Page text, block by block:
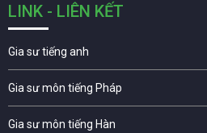
LINK - LIÊN KẾT
Gia sư tiếng anh
Gia sư môn tiếng Pháp
Gia sư môn tiếng Hàn